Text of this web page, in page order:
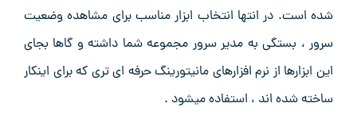
شده است. در انتها انتخاب ابزار مناسب برای مشاهده وضعیت
سرور ، بستگی به مدیر سرور مجموعه شما داشته و گاها بجای
این ابزارها از نرم افزارهای مانیتورینگ حرفه ای تری که برای اینکار
ساخته شده اند ، استفاده میشود .